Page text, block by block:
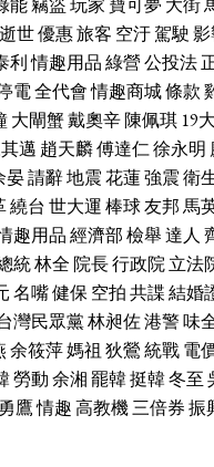
能竊盜玩家寶可夢大街
逝世優惠旅客 空汙駕駛
利情趣用品綠營公投法
電全代會情趣商城條款
大閘蟹戴奧辛陳佩琪 19大
邁 趙天麟傅達仁徐永明
晏請辭地震花蓮強震衛
繞台 世大運棒球友邦馬
趣用品經濟部檢舉達人
統林全 院長行政院立法
名嘴健保空拍共諜結婚
灣民眾黨林昶佐港警味
余筱萍媽祖 狄鶯統戰電
勞動余湘罷韓挺韓冬至
勇鷹情趣高教機三倍券振